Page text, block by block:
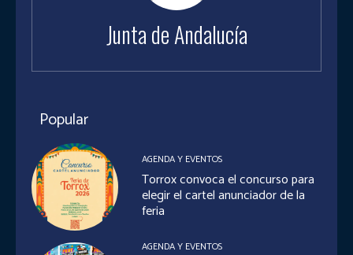
Junta de Andalucía
Popular
AGENDA Y EVENTOS
Torrox convoca el concurso para
elegir el cartel anunciador de la
feria
AGENDA Y EVENTOS